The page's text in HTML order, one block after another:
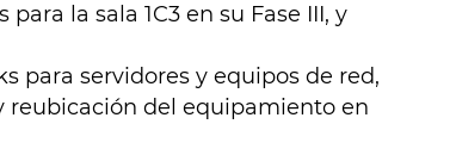
la sala 1C3 en su Fase III, y
para servidores y equipos de red,
reubicación del equipamiento en